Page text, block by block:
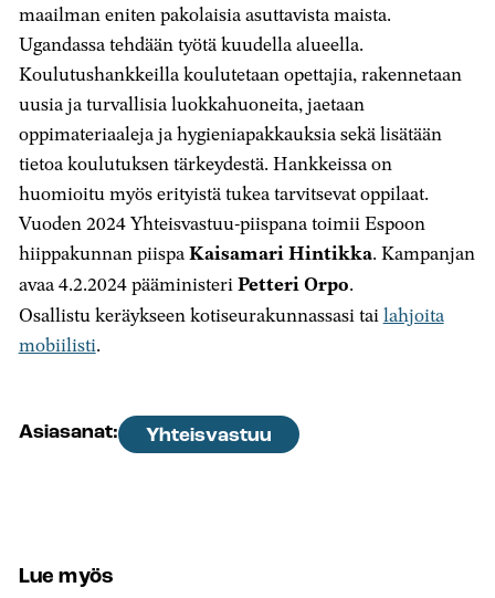
maailman eniten pakolaisia asuttavista maista.
Ugandassa tehdään työtä kuudella alueella.
Koulutushankkeilla koulutetaan opettajia, rakennetaan
uusia ja turvallisia luokkahuoneita, jaetaan
oppimateriaaleja ja hygieniapakkauksia sekä lisätään
tietoa koulutuksen tärkeydestä. Hankkeissa on
huomioitu myös erityistä tukea tarvitsevat oppilaat.
Vuoden 2024 Yhteisvastuu-piispana toimii Espoon
hiippakunnan piispaKaisamari Hintikka. Kampanjan
avaa 4.2.2024 pääministeriPetteri Orpo.
Osallistu keräykseen kotiseurakunnassasi tailahjoita
mobiilisti.
Asiasanat: Yhteisvastuu
Lue myös